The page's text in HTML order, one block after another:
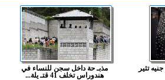
بـ20 مليون جنيه تثير
مذبـ حة داخل سجن للنساء في
هندوراس تخلف 41 قتـ يلة...